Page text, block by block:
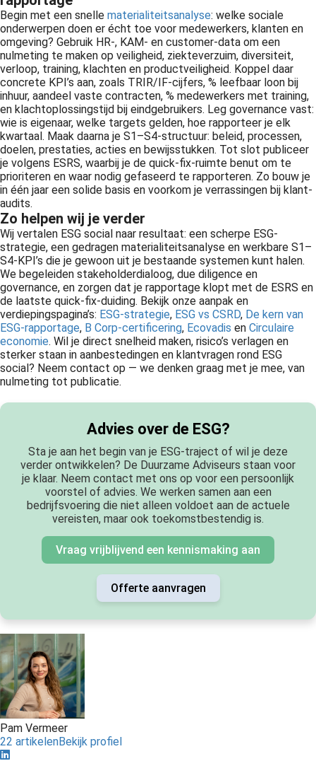
Begin met een snelle materialiteitsanalyse: welke sociale
onderwerpen doen er écht toe voor medewerkers, klanten en
omgeving? Gebruik HR-, KAM- en customer-data om een
nulmeting te maken op veiligheid, ziekteverzuim, diversiteit,
verloop, training, klachten en productveiligheid. Koppel daar
concrete KPI’s aan, zoals TRIR/IF-cijfers, % leefbaar loon bij
inhuur, aandeel vaste contracten, % medewerkers met training,
en klachtoplossingstijd bij eindgebruikers. Leg governance vast:
wie is eigenaar, welke targets gelden, hoe rapporteer je elk
kwartaal. Maak daarna je S1–S4-structuur: beleid, processen,
doelen, prestaties, acties en bewijsstukken. Tot slot publiceer
je volgens ESRS, waarbij je de quick-fix-ruimte benut om te
prioriteren en waar nodig gefaseerd te rapporteren. Zo bouw je
in één jaar een solide basis en voorkom je verrassingen bij klant-
audits.
Zo helpen wij je verder
Wij vertalen ESG social naar resultaat: een scherpe ESG-
strategie, een gedragen materialiteitsanalyse en werkbare S1–
S4-KPI’s die je gewoon uit je bestaande systemen kunt halen.
We begeleiden stakeholderdialoog, due diligence en
governance, en zorgen dat je rapportage klopt met de ESRS en
de laatste quick-fix-duiding. Bekijk onze aanpak en
verdiepingspagina’s: ESG-strategie, ESG vs CSRD, De kern van
ESG-rapportage, B Corp-certificering, Ecovadis en Circulaire
economie. Wil je direct snelheid maken, risico’s verlagen en
sterker staan in aanbestedingen en klantvragen rond ESG
social? Neem contact op — we denken graag met je mee, van
nulmeting tot publicatie.
Advies over de ESG?
Sta je aan het begin van je ESG-traject of wil je deze
verder ontwikkelen? De Duurzame Adviseurs staan voor
je klaar. Neem contact met ons op voor een persoonlijk
voorstel of advies. We werken samen aan een
bedrijfsvoering die niet alleen voldoet aan de actuele
vereisten, maar ook toekomstbestendig is.
Vraag vrijblijvend een kennismaking aan
Offerte aanvragen
Pam Vermeer
22 artikelenBekijk profiel